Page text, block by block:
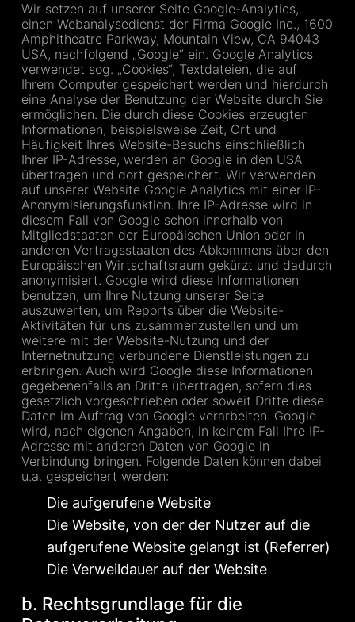
Wir setzen auf unserer Seite Google-Analytics,
einen Webanalysedienst der Firma Google Inc., 1600
Amphitheatre Parkway, Mountain View, CA 94043
USA, nachfolgend „Google“ ein. Google Analytics
verwendet sog. „Cookies“, Textdateien, die auf
Ihrem Computer gespeichert werden und hierdurch
eine Analyse der Benutzung der Website durch Sie
ermöglichen. Die durch diese Cookies erzeugten
Informationen, beispielsweise Zeit, Ort und
Häufigkeit Ihres Website-Besuchs einschließlich
Ihrer IP-Adresse, werden an Google in den USA
übertragen und dort gespeichert. Wir verwenden
auf unserer Website Google Analytics mit einer IP-
Anonymisierungsfunktion. Ihre IP-Adresse wird in
diesem Fall von Google schon innerhalb von
Mitgliedstaaten der Europäischen Union oder in
anderen Vertragsstaaten des Abkommens über den
Europäischen Wirtschaftsraum gekürzt und dadurch
anonymisiert. Google wird diese Informationen
benutzen, um Ihre Nutzung unserer Seite
auszuwerten, um Reports über die Website-
Aktivitäten für uns zusammenzustellen und um
weitere mit der Website-Nutzung und der
Internetnutzung verbundene Dienstleistungen zu
erbringen. Auch wird Google diese Informationen
gegebenenfalls an Dritte übertragen, sofern dies
gesetzlich vorgeschrieben oder soweit Dritte diese
Daten im Auftrag von Google verarbeiten. Google
wird, nach eigenen Angaben, in keinem Fall Ihre IP-
Adresse mit anderen Daten von Google in
Verbindung bringen. Folgende Daten können dabei
u.a. gespeichert werden:
Die aufgerufene Website
Die Website, von der der Nutzer auf die
aufgerufene Website gelangt ist (Referrer)
Die Verweildauer auf der Website
b. Rechtsgrundlage für die